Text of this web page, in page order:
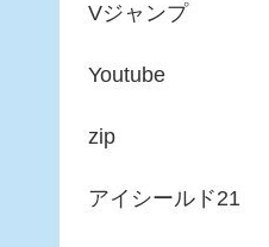
Vジャンプ
Youtube
zip
アイシールド21